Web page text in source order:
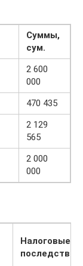
Суммы,
сум.
2 600
000
470 435
2 129
565
2 000
000
Налоговые
последствия